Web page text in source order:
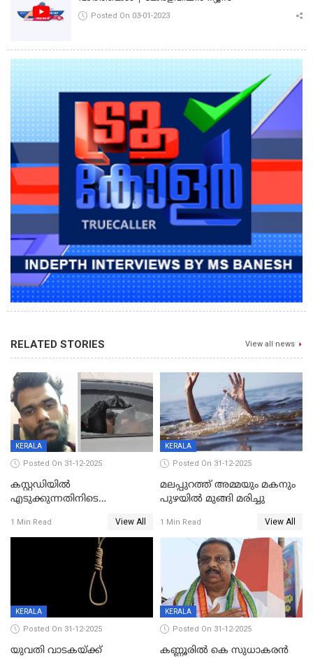
Posted On 03-01-2023
RELATED STORIES View all news
KERALA
Posted On 31-12-2025
കസ്റ്റഡിയിൽ
എടുക്കുന്നതിനിടെ
വധശ്രമക്കേസ് പ്രതി പിടിയിൽ
1 Min Read View All
KERALA
Posted On 31-12-2025
മലപ്പുറത്ത് അമ്മയും മകനും
പുഴയിൽ മുങ്ങി മരിച്ചു
1 Min Read View All
KERALA
Posted On 31-12-2025
യുവതി വാടകയ്ക്ക്
KERALA
Posted On 31-12-2025
കണ്ണൂരിൽ കെ സുധാകരൻ